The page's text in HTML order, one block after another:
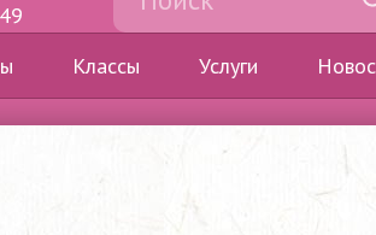
Классы Услуги